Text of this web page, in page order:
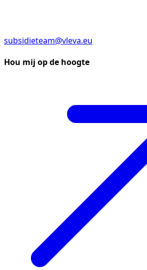
subsidieteam@vleva.eu
Hou mij op de hoogte